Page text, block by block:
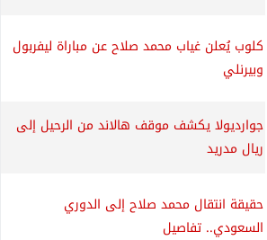
كلوب يُعلن غياب محمد صلاح عن مباراة ليفربول
وبيرنلي
جوارديولا يكشف موقف هالاند من الرحيل إلى
ريال مدريد
حقيقة انتقال محمد صلاح إلى الدوري
السعودي.. تفاصيل